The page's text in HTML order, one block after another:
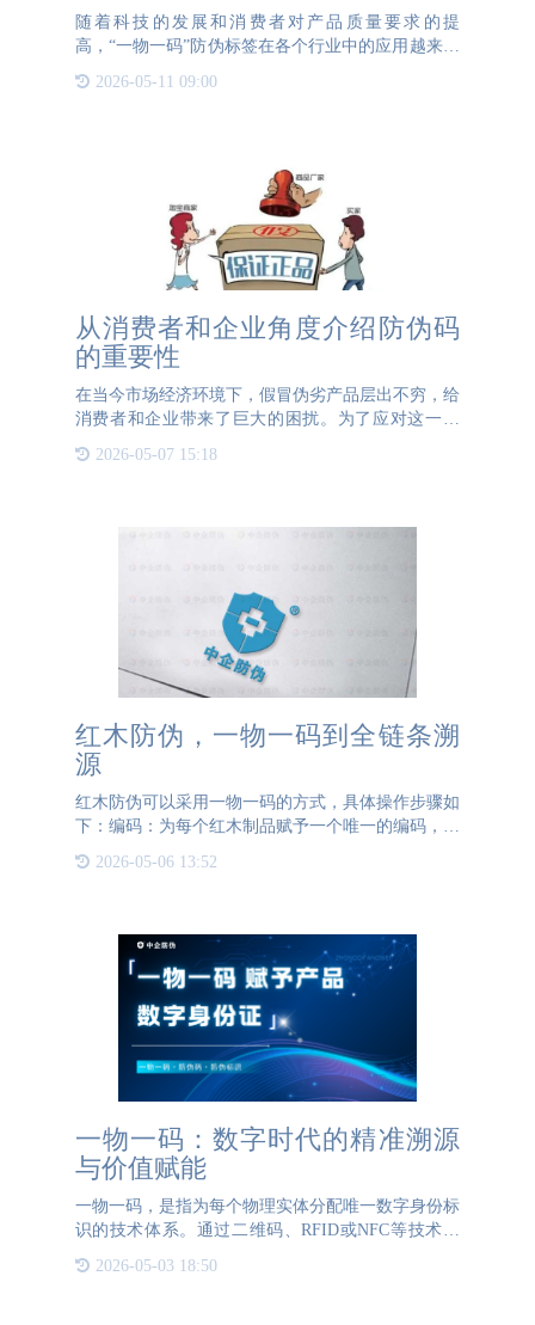
随着科技的发展和消费者对产品质量要求的提
高，“一物一码”防伪标签在各个行业中的应用越来越
的作用，为中药材的溯源提供了强有力的保障。首
2026-05-11 09:00
从消费者和企业角度介绍防伪码
的重要性
在当今市场经济环境下，假冒伪劣产品层出不穷，给
消费者和企业带来了巨大的困扰。为了应对这一问
多的企业和消费者所接受和使用。防伪码的重要性不
2026-05-07 15:18
红木防伪，一物一码到全链条溯
源
红木防伪可以采用一物一码的方式，具体操作步骤如
下：编码：为每个红木制品赋予一个唯一的编码，可
识：将编码标识在红木制品上，可以通过贴纸、刻
2026-05-06 13:52
一物一码：数字时代的精准溯源
与价值赋能
一物一码，是指为每个物理实体分配唯一数字身份标
识的技术体系。通过二维码、RFID或NFC等技术，
将实体产品与数字信息绑定，实现从生产到消费的全
链路追踪。这一技术已在多行业深度应用，成为数字
2026-05-03 18:50